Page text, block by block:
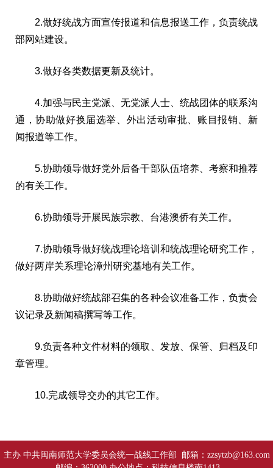
2.做好统战方面宣传报道和信息报送工作，负责统战
部网站建设。
3.做好各类数据更新及统计。
4.加强与民主党派、无党派人士、统战团体的联系沟
通，协助做好换届选举、外出活动审批、账目报销、新
闻报道等工作。
5.协助领导做好党外后备干部队伍培养、考察和推荐
的有关工作。
6.协助领导开展民族宗教、台港澳侨有关工作。
7.协助领导做好统战理论培训和统战理论研究工作，
做好两岸关系理论漳州研究基地有关工作。
8.协助做好统战部召集的各种会议准备工作，负责会
议记录及新闻稿撰写等工作。
9.负责各种文件材料的领取、发放、保管、归档及印
章管理。
10.完成领导交办的其它工作。
主办 中共闽南师范大学委员会统一战线工作部 邮箱：zzsytzb@163.com